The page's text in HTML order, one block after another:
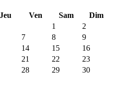
Jeu Ven Sam
Dim
1
2
7 8
9
14 15
16
21 22
23
28 29
30